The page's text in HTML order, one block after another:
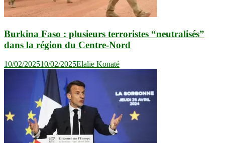
Burkina Faso : plusieurs terroristes “neutralisés”
dans la région du Centre-Nord
10/02/202510/02/2025Elalie Konaté